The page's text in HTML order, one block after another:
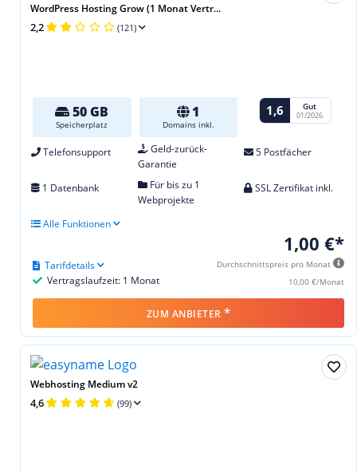
WordPress Hosting Grow (1 Monat Vertr...
2,2 (121)
50 GB
Speicherplatz
1
Domains inkl.
1,6 Gut
01/2026
Telefonsupport
Geld-zurück-
Garantie
5 Postfächer
1 Datenbank
Für bis zu 1
Webprojekte
SSL Zertifikat inkl.
Alle Funktionen
1,00 €*
Durchschnittspreis pro Monat
10,00 €/Monat
Vertragslaufzeit: 1 Monat
Tarifdetails
ZUM ANBIETER *
Webhosting Medium v2
4,6 (99)